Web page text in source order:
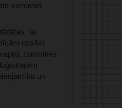
vienuviet.
lai
uzsākt
balstoties
un